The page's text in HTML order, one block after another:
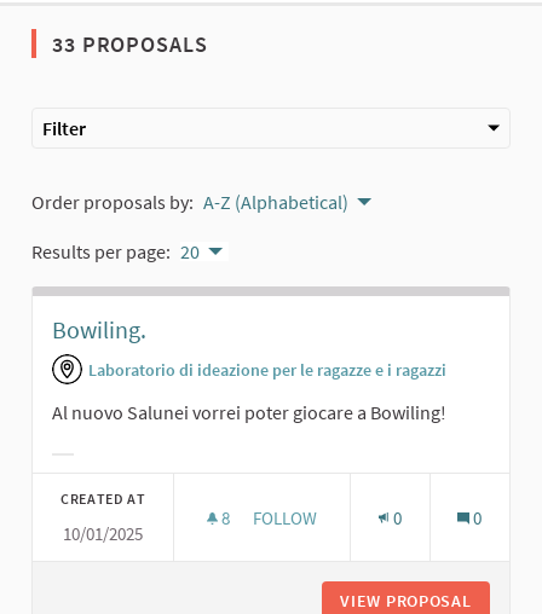
33 PROPOSALS
Filter
Order proposals by: A-Z (Alphabetical)
Results per page: 20
Bowiling.
Laboratorio di ideazione per le ragazze e i ragazzi
Al nuovo Salunei vorrei poter giocare a Bowiling!
CREATED AT
10/01/2025
8 8 FOLLOWERS
FOLLOW 0 0
VIEW PROPOSAL